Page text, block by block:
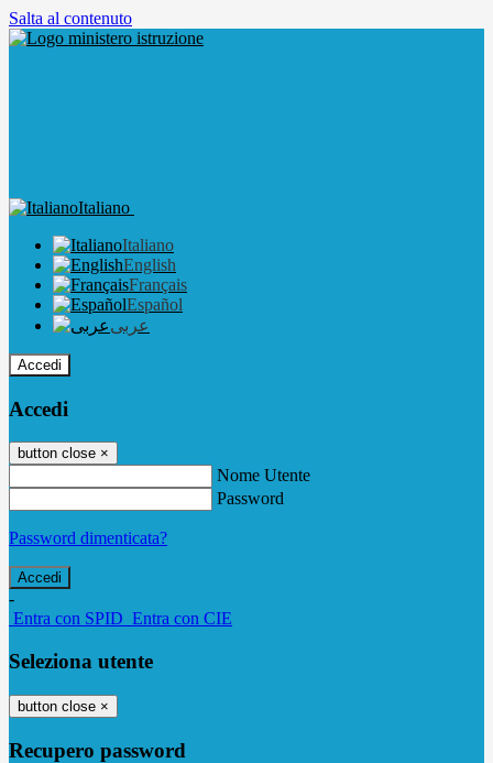
Salta al contenuto
Italiano
Italiano
English
Français
Español
عربى
Accedi
Accedi
button close ×
Nome Utente
Password
Password dimenticata?
-
Entra con SPID Entra con CIE
Seleziona utente
button close ×
Recupero password